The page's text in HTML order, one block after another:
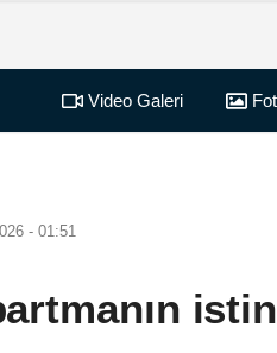
Video Galeri
- 01:51